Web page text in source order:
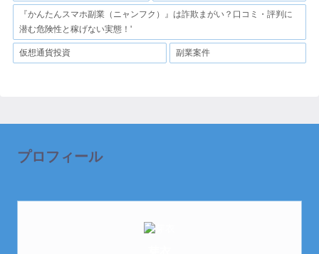
『かんたんスマホ副業（ニャンフク）』は詐欺まがい？口コミ・評判に
潜む危険性と稼げない実態！'
仮想通貨投資 副業案件
プロフィール